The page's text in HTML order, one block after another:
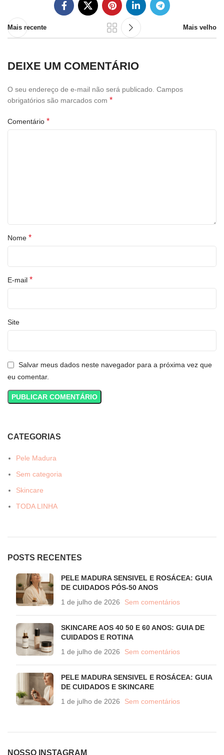
Mais recente Mais velho
DEIXE UM COMENTÁRIO
O seu endereço de e-mail não será publicado. Campos
obrigatórios são marcados com *
Comentário *
Nome *
E-mail *
Site
Salvar meus dados neste navegador para a próxima vez que
eu comentar.
CATEGORIAS
Pele Madura
Sem categoria
Skincare
TODA LINHA
POSTS RECENTES
PELE MADURA SENSIVEL E ROSÁCEA: GUIA
DE CUIDADOS PÓS-50 ANOS
1 de julho de 2026
Sem comentários
SKINCARE AOS 40 50 E 60 ANOS: GUIA DE
CUIDADOS E ROTINA
1 de julho de 2026
Sem comentários
PELE MADURA SENSIVEL E ROSÁCEA: GUIA
DE CUIDADOS E SKINCARE
1 de julho de 2026
Sem comentários
NOSSO INSTAGRAM